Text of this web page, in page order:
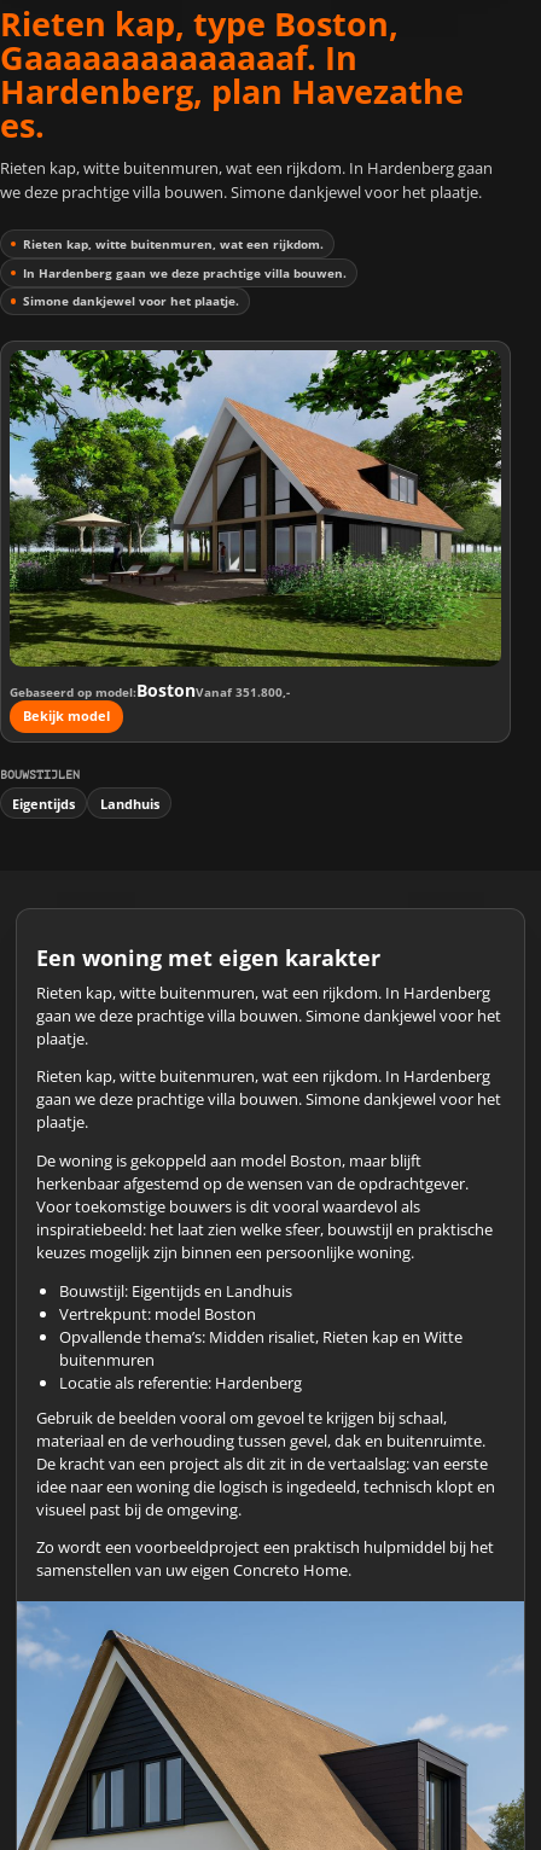
Rieten kap, type Boston,
Gaaaaaaaaaaaaaaf. In
Hardenberg, plan Havezathe
es.
Rieten kap, witte buitenmuren, wat een rijkdom. In Hardenberg gaan
we deze prachtige villa bouwen. Simone dankjewel voor het plaatje.
Rieten kap, witte buitenmuren, wat een rijkdom.
In Hardenberg gaan we deze prachtige villa bouwen.
Simone dankjewel voor het plaatje.
Gebaseerd op model BostonVanaf 351.800,-
Bekijk model
BOUWSTIJLEN
Eigentijds Landhuis
Een woning met eigen karakter
Rieten kap, witte buitenmuren, wat een rijkdom. In Hardenberg
gaan we deze prachtige villa bouwen. Simone dankjewel voor het
plaatje.
Rieten kap, witte buitenmuren, wat een rijkdom. In Hardenberg
gaan we deze prachtige villa bouwen. Simone dankjewel voor het
plaatje.
De woning is gekoppeld aan model Boston, maar blijft
herkenbaar afgestemd op de wensen van de opdrachtgever.
Voor toekomstige bouwers is dit vooral waardevol als
inspiratiebeeld: het laat zien welke sfeer, bouwstijl en praktische
keuzes mogelijk zijn binnen een persoonlijke woning.
Bouwstijl: Eigentijds en Landhuis
Vertrekpunt: model Boston
Opvallende thema’s: Midden risaliet, Rieten kap en Witte
buitenmuren
Locatie als referentie: Hardenberg
Gebruik de beelden vooral om gevoel te krijgen bij schaal,
materiaal en de verhouding tussen gevel, dak en buitenruimte.
De kracht van een project als dit zit in de vertaalslag: van eerste
idee naar een woning die logisch is ingedeeld, technisch klopt en
visueel past bij de omgeving.
Zo wordt een voorbeeldproject een praktisch hulpmiddel bij het
samenstellen van uw eigen Concreto Home.